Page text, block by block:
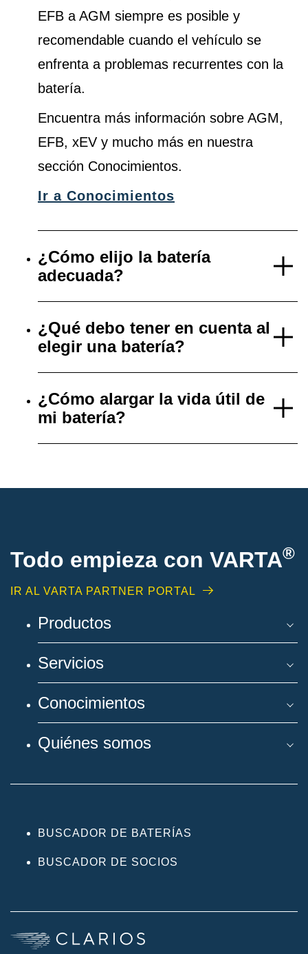
EFB a AGM siempre es posible y
recomendable cuando el vehículo se
enfrenta a problemas recurrentes con la
batería.
Encuentra más información sobre AGM,
EFB, xEV y mucho más en nuestra
sección Conocimientos.
Ir a Conocimientos
¿Cómo elijo la batería
adecuada?
¿Qué debo tener en cuenta al
elegir una batería?
¿Cómo alargar la vida útil de
mi batería?
Todo empieza con VARTA®
IR AL VARTA PARTNER PORTAL
Productos
Servicios
Conocimientos
Quiénes somos
BUSCADOR DE BATERÍAS
BUSCADOR DE SOCIOS